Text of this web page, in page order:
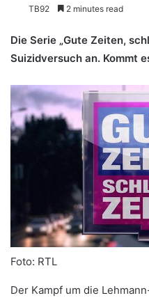
TB92 2 minutes read
Die Serie „Gute Zeiten,
Suizidversuch an. Kommt
Foto: RTL
Der Kampf um die